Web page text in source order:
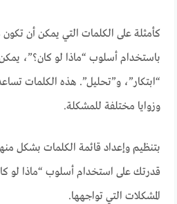
كأمثلة على الكلمات التي يمكن أن تكون
باستخدام أسلوب “ماذا لو كان؟”،
“ابتكار”، و”تحليل”. هذه الكلمات
وزوايا مختلفة للمشكلة.
بتنظيم وإعداد قائمة الكلمات بشكل
قدرتك على استخدام أسلوب “ماذا لو
المشكلات التي تواجهها.